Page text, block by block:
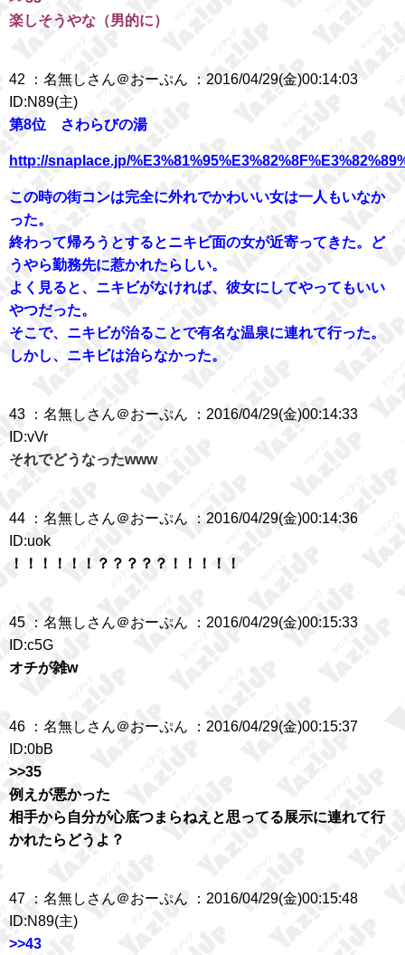
楽しそうやな（男的に）
42 ：名無しさん＠おーぷん ：2016/04/29(金)00:14:03
ID:N89(主)
第8位 さわらびの湯
http://snaplace.jp/
この時の街コンは完全に外れでかわいい女は一人もいなか
った。
終わって帰ろうとするとニキビ面の女が近寄ってきた。ど
うやら勤務先に惹かれたらしい。
よく見ると、ニキビがなければ、彼女にしてやってもいい
やつだった。
そこで、ニキビが治ることで有名な温泉に連れて行った。
しかし、ニキビは治らなかった。
43 ：名無しさん＠おーぷん ：2016/04/29(金)00:14:33
ID:vVr
それでどうなったwww
44 ：名無しさん＠おーぷん ：2016/04/29(金)00:14:36
ID:uok
！！！！！！？？？？？！！！！！
45 ：名無しさん＠おーぷん ：2016/04/29(金)00:15:33
ID:c5G
オチが雑w
46 ：名無しさん＠おーぷん ：2016/04/29(金)00:15:37
ID:0bB
>>35
例えが悪かった
相手から自分が心底つまらねえと思ってる展示に連れて行
かれたらどうよ？
47 ：名無しさん＠おーぷん ：2016/04/29(金)00:15:48
ID:N89(主)
>>43